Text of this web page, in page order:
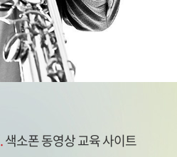
색소폰 동영상 교육 사이트